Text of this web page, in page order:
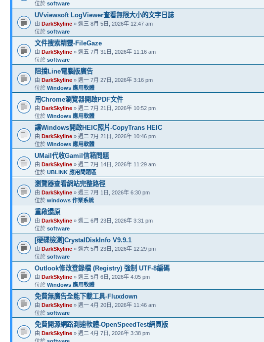
位於 software
UVviewsoft LogViewer查看無限大小的文字日誌
由 DarkSkyline » 週三 8月 5日, 2026年 12:47 am
位於 software
文件搜索精靈-FileGaze
由 DarkSkyline » 週五 7月 31日, 2026年 11:16 am
位於 software
阻擋Line電腦版廣告
由 DarkSkyline » 週一 7月 27日, 2026年 3:16 pm
位於 Windows 應用軟體
用Chrome瀏覽器開啟PDF文件
由 DarkSkyline » 週二 7月 21日, 2026年 10:52 pm
位於 Windows 應用軟體
讓Windows開啟HEIC照片-CopyTrans HEIC
由 DarkSkyline » 週二 7月 21日, 2026年 10:46 pm
位於 Windows 應用軟體
UMail代收Gamil信箱問題
由 DarkSkyline » 週二 7月 14日, 2026年 11:29 am
位於 UBLINK 應用問題區
瀏覽器查看網站完整路徑
由 DarkSkyline » 週三 7月 1日, 2026年 6:30 pm
位於 windows 作業系統
重啟還原
由 DarkSkyline » 週二 6月 23日, 2026年 3:31 pm
位於 software
[硬碟檢測]CrystalDiskInfo V9.9.1
由 DarkSkyline » 週六 5月 23日, 2026年 12:29 pm
位於 software
Outlook修改登錄檔 (Registry) 強制 UTF-8編碼
由 DarkSkyline » 週三 5月 6日, 2026年 4:05 pm
位於 Windows 應用軟體
免費無廣告全能下載工具-Fluxdown
由 DarkSkyline » 週一 4月 20日, 2026年 11:46 am
位於 software
免費開源網路測速軟體-OpenSpeedTest網頁版
由 DarkSkyline » 週二 4月 7日, 2026年 3:38 pm